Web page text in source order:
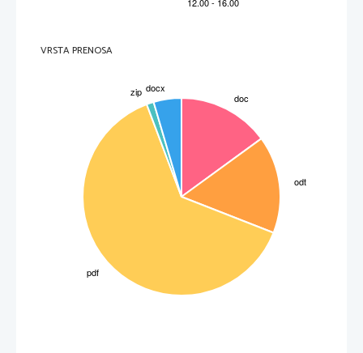
Ko je Julij Cezar 84 pr. n. št. vstopil v Egipt, je bila Kleopatra v izgnanstvu, ker je prestol
verjetno podpiral zaradi lastnih interesov. Pisec Svetonij pravi, da zato, ker je menil, da jo bo
lažje nadzoroval kot pa novo imenovanega upravitelja.
Toda Kleopatra je dala Cezarju to česar mu njegova žena ni: sina Cezariona. Po Svetoniju je
Cezar govoril enemu od tribunov o zakonu, ki bi mu dovoljeval poroko z ženami, ki bi jih
želel in kolikor bi jih želel, da bi dobil svoje otroke. Če bi se Cezarju uspelo poročiti s
VRSTA PRENOSA